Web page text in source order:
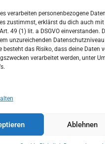
verarbeiten personenbezogene
zustimmst, erklärst du dich auch
49 (1) lit. a DSGVO einverstanden.
unzureichenden
besteht das Risiko, dass deine Daten
verarbeitet werden, unter
Ablehnen
10 11
17 18
24 25